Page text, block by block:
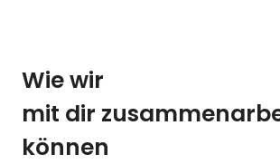
Wie wir
mit dir
können